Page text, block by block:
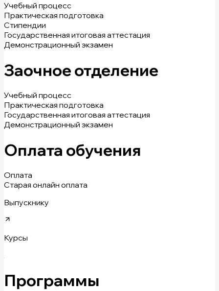
Учебный процесс
Практическая подготовка
Стипендии
Государственная итоговая аттестация
Демонстрационный экзамен
Заочное отделение
Учебный процесс
Практическая подготовка
Государственная итоговая аттестация
Демонстрационный экзамен
Оплата обучения
Оплата
Старая онлайн оплата
Выпускнику
Курсы
Программы